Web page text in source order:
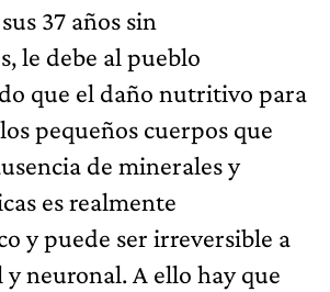
37 años sin
le debe al pueblo
que el daño nutritivo para
pequeños cuerpos que
de minerales y
es realmente
y puede ser irreversible a
neuronal. A ello hay que